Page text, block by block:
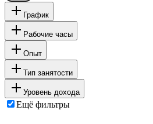
График
Рабочие часы
Опыт
Тип занятости
Уровень дохода
Ещё фильтры